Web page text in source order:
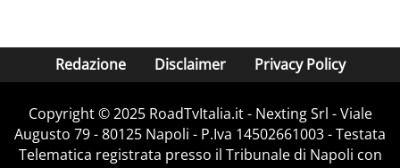
Redazione Disclaimer Privacy Policy
Copyright ©️ 2025 RoadTvItalia.it - Nexting Srl - Viale
Augusto 79 - 80125 Napoli - P.Iva 14502661003 - Testata
Telematica registrata presso il Tribunale di Napoli con